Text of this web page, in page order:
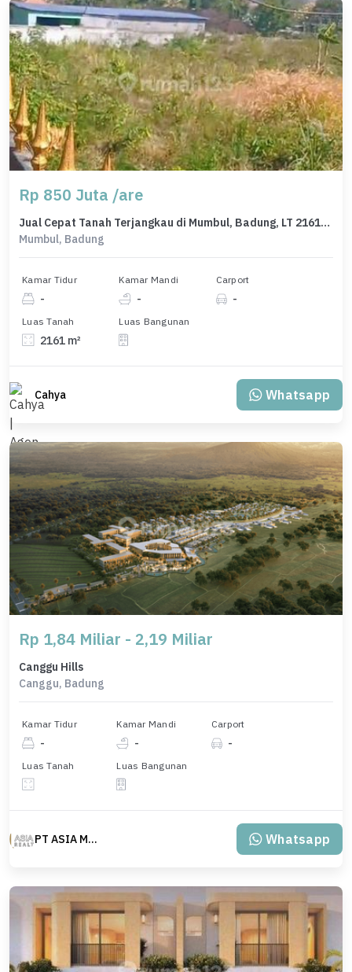
Rp 850 Juta /are
Jual Cepat Tanah Terjangkau di Mumbul, Badung, LT 2161m²
Mumbul, Badung
Kamar Tidur
-
Kamar Mandi
-
Carport
-
Luas Tanah
2161 m²
Luas Bangunan
Cahya Whatsapp
Rp 1,84 Miliar - 2,19 Miliar
Canggu Hills
Canggu, Badung
Kamar Tidur
-
Kamar Mandi
-
Carport
-
Luas Tanah Luas Bangunan
PT ASIA MAS REALTY Whatsapp